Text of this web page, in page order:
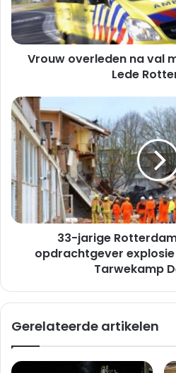
in
sloot
|
LedeVrouw overleden na val
Lede
33-
jarige
Rotterdammer
mogelijke
opdrachtgever
explosie
bruidsmodezaak
Tarwekamp
33-jarige
opdrachtgever
Tarwekamp
Gerelateerde artikelen